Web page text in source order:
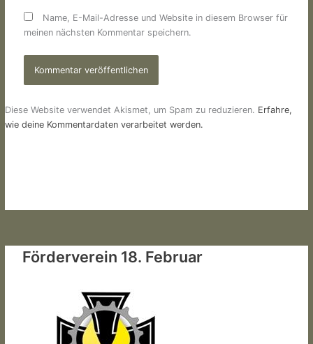
Name, E-Mail-Adresse und Website in diesem Browser für
meinen nächsten Kommentar speichern.
Diese Website verwendet Akismet, um Spam zu reduzieren. Erfahre,
wie deine Kommentardaten verarbeitet werden.
Förderverein 18. Februar